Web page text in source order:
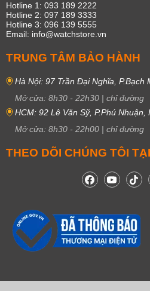
Hotline 1: 093 189 2222
Hotline 2: 097 189 3333
Hotline 3: 096 139 5555
Email: info@watchstore.vn
TRUNG TÂM BẢO HÀNH
Hà Nội: 97 Trần Đại Nghĩa, P.Bạch
Mở cửa: 8h30 - 22h30 | chỉ đường
HCM: 92 Lê Văn Sỹ, P.Phú Nhuận,
Mở cửa: 8h30 - 22h00 | chỉ đường
THEO DÕI CHÚNG TÔI TẠI